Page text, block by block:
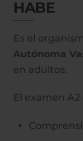
HABE
Es el
Autónoma
en adultos.
El examen A2